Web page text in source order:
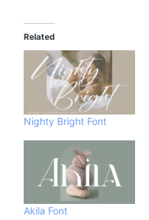
Related
Nighty Bright Font
Akila Font